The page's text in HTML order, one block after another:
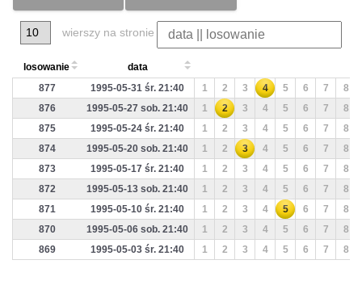
wierszy na stronie
losowanie
data
877
1995-05-31 śr. 21:40 1 2 3 4 5 6 7
8
876
1995-05-27 sob. 21:40 1 2 3 4 5 6 7
8
875
1995-05-24 śr. 21:40 1 2 3 4 5 6 7
8
874
1995-05-20 sob. 21:40 1 2 3 4 5 6 7
8
873
1995-05-17 śr. 21:40 1 2 3 4 5 6 7
8
872
1995-05-13 sob. 21:40 1 2 3 4 5 6 7
8
871
1995-05-10 śr. 21:40 1 2 3 4 5 6 7
8
870
1995-05-06 sob. 21:40 1 2 3 4 5 6 7
8
869
1995-05-03 śr. 21:40 1 2 3 4 5 6 7 8